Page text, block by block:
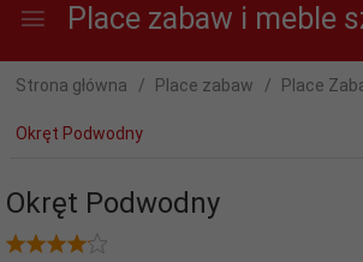
Place zabaw i meble
Strona główna Place zabaw Place
Okręt Podwodny
Okręt Podwodny